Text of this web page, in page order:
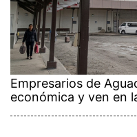
Empresarios de
económica y ven en